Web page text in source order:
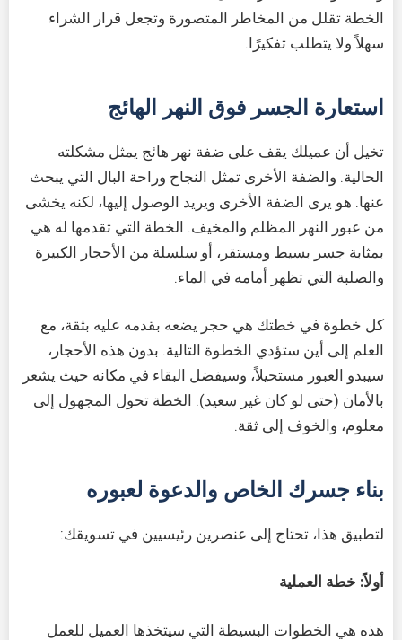
الخطة تقلل من المخاطر المتصورة وتجعل قرار الشراء
سهلاً ولا يتطلب تفكيرًا.
استعارة الجسر فوق النهر الهائج
تخيل أن عميلك يقف على ضفة نهر هائج يمثل مشكلته
الحالية. والضفة الأخرى تمثل النجاح وراحة البال التي يبحث
عنها. هو يرى الضفة الأخرى ويريد الوصول إليها، لكنه يخشى
من عبور النهر المظلم والمخيف. الخطة التي تقدمها له هي
بمثابة جسر بسيط ومستقر، أو سلسلة من الأحجار الكبيرة
والصلبة التي تظهر أمامه في الماء.
كل خطوة في خطتك هي حجر يضعه بقدمه عليه بثقة، مع
العلم إلى أين ستؤدي الخطوة التالية. بدون هذه الأحجار،
سيبدو العبور مستحيلاً، وسيفضل البقاء في مكانه حيث يشعر
بالأمان (حتى لو كان غير سعيد). الخطة تحول المجهول إلى
معلوم، والخوف إلى ثقة.
بناء جسرك الخاص والدعوة لعبوره
لتطبيق هذا، تحتاج إلى عنصرين رئيسيين في تسويقك:
أولاً: خطة العملية
هذه هي الخطوات البسيطة التي سيتخذها العميل للعمل